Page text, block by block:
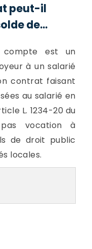
peut-il
de...
est un
à un salarié
contrat faisant
au salarié en
L. 1234-20 du
vocation à
de droit public
locales.